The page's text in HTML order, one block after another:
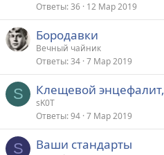
Ответы 36 12 Мар 2019
Бородавки
Вечный чайник
Ответы 34 7 Мар 2019
S Клещевой
sK0T
Ответы 94 7 Мар 2019
S Ваши стандарты